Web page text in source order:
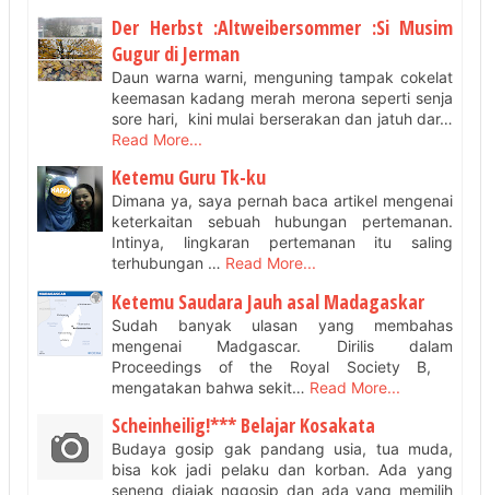
Der Herbst :Altweibersommer :Si Musim
Gugur di Jerman
Daun warna warni, menguning tampak cokelat
keemasan kadang merah merona seperti senja
sore hari, kini mulai berserakan dan jatuh dar…
Read More...
Ketemu Guru Tk-ku
Dimana ya, saya pernah baca artikel mengenai
keterkaitan sebuah hubungan pertemanan.
Intinya, lingkaran pertemanan itu saling
terhubungan … Read More...
Ketemu Saudara Jauh asal Madagaskar
Sudah banyak ulasan yang membahas
mengenai Madgascar. Dirilis dalam
Proceedings of the Royal Society B,
mengatakan bahwa sekit… Read More...
Scheinheilig!*** Belajar Kosakata
Budaya gosip gak pandang usia, tua muda,
bisa kok jadi pelaku dan korban. Ada yang
seneng diajak nggosip dan ada yang memilih